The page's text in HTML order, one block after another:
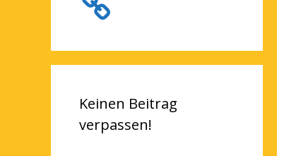
Keinen Beitrag
verpassen!